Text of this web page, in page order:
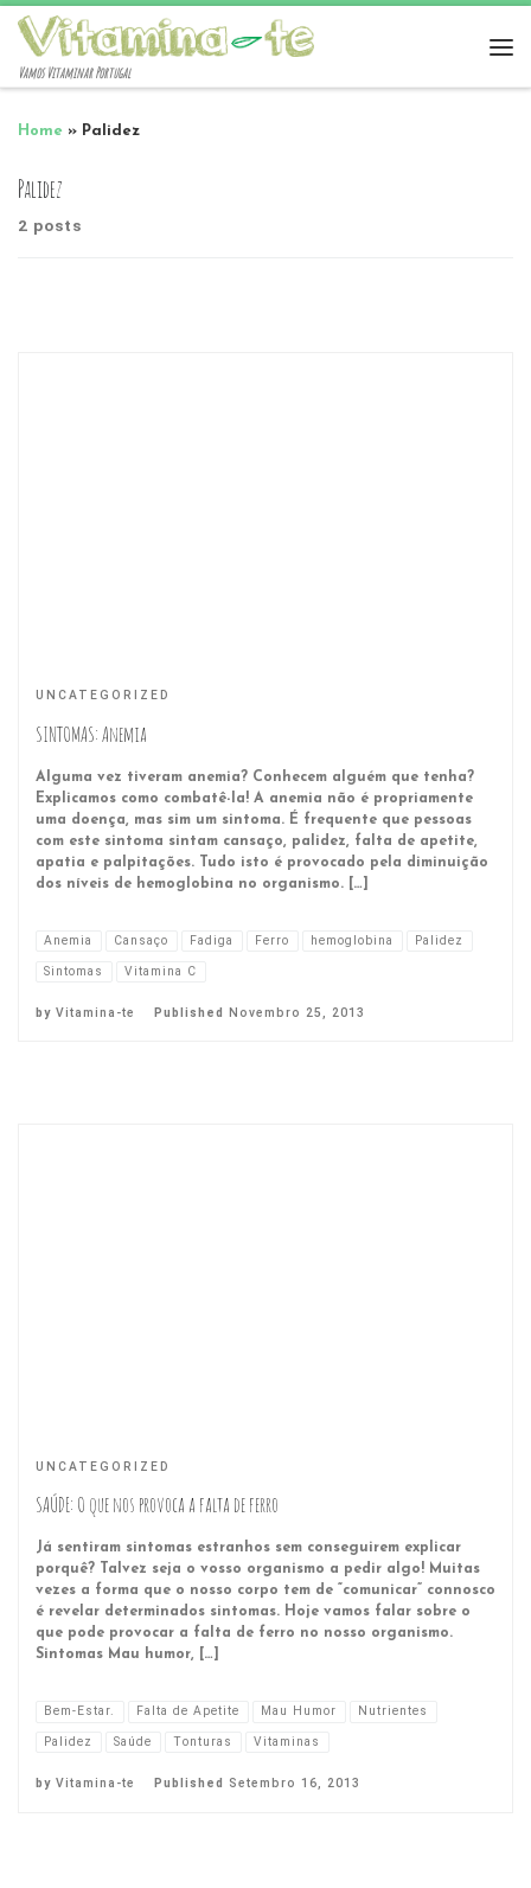
Vamos Vitaminar Portugal
Home » Palidez
Palidez
2 posts
UNCATEGORIZED
SINTOMAS: Anemia
Alguma vez tiveram anemia? Conhecem alguém que tenha?
Explicamos como combatê-la! A anemia não é propriamente
uma doença, mas sim um sintoma. É frequente que pessoas
com este sintoma sintam cansaço, palidez, falta de apetite,
apatia e palpitações. Tudo isto é provocado pela diminuição
dos níveis de hemoglobina no organismo. […]
Anemia Cansaço Fadiga Ferro hemoglobina
Palidez
Sintomas
Vitamina C
by Vitamina-te Published Novembro 25, 2013
UNCATEGORIZED
SAÚDE: O que nos provoca a falta de ferro
Já sentiram sintomas estranhos sem conseguirem explicar
porquê? Talvez seja o vosso organismo a pedir algo! Muitas
vezes a forma que o nosso corpo tem de “comunicar” connosco
é revelar determinados sintomas. Hoje vamos falar sobre o
que pode provocar a falta de ferro no nosso organismo.
Sintomas Mau humor, […]
Bem-Estar. Falta de Apetite Mau Humor
Nutrientes
Palidez
Saúde Tonturas Vitaminas
by Vitamina-te Published Setembro 16, 2013